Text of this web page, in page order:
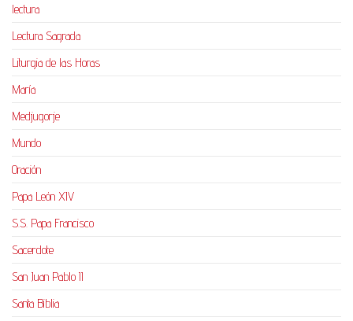
lectura
Lectura Sagrada
Liturgia de las Horas
María
Medjugorje
Mundo
Oración
Papa León XIV
S.S. Papa Francisco
Sacerdote
San Juan Pablo II
Santa Biblia